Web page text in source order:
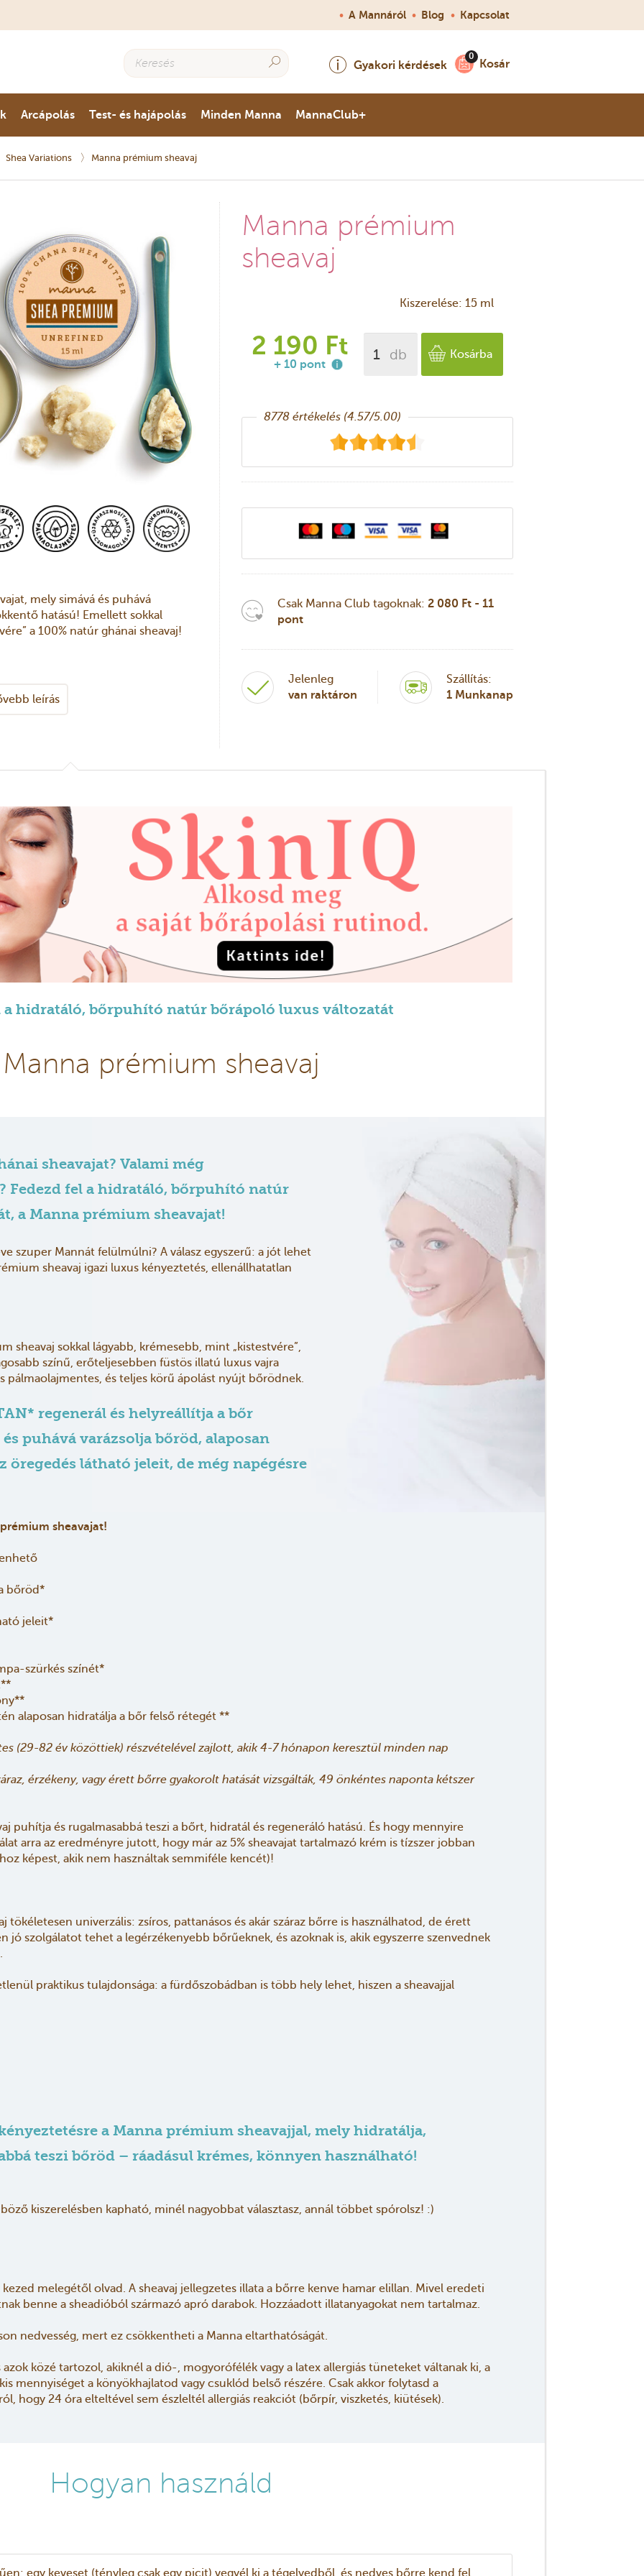
• A Mannáról • Blog • Kapcsolat
Gyakori kérdések Kosár
Arcápolás Test- és hajápolás Minden Manna MannaClub+
Shea Variations Manna prémium sheavaj
mely simává és puhává
hatású! Emellett sokkal
a 100% natúr ghánai sheavaj!
leírás
Manna prémium
sheavaj
Kiszerelése: 15 ml
2 190 Ft
+ 10 pont
db Kosárba
8778 értékelés (4.57/5.00)
Csak Manna Club tagoknak: 2 080 Ft - 11
pont
Jelenleg
van raktáron
Szállítás:
1 Munkanap
a hidratáló, bőrpuhító natúr bőrápoló luxus változatát
Manna prémium sheavaj
sheavajat? Valami még
Fedezd fel a hidratáló, bőrpuhító natúr
a Manna prémium sheavajat!
szuper Mannát felülmúlni? A válasz egyszerű: a jót lehet
sheavaj igazi luxus kényeztetés, ellenállhatatlan
sheavaj sokkal lágyabb, krémesebb, mint „kistestvére”,
színű, erőteljesebben füstös illatú luxus vajra
pálmaolajmentes, és teljes körű ápolást nyújt bőrödnek.
regenerál és helyreállítja a bőr
puhává varázsolja bőröd, alaposan
öregedés látható jeleit, de még napégésre
sheavajat!
bőröd*
jeleit*
szürkés színét*
alaposan hidratálja a bőr felső rétegét **
(29-82 év közöttiek) részvételével zajlott, akik 4-7 hónapon keresztül minden nap
érzékeny, vagy érett bőrre gyakorolt hatását vizsgálták, 49 önkéntes naponta kétszer
puhítja és rugalmasabbá teszi a bőrt, hidratál és regeneráló hatású. És hogy mennyire
arra az eredményre jutott, hogy már az 5% sheavajat tartalmazó krém is tízszer jobban
képest, akik nem használtak semmiféle kencét)!
tökéletesen univerzális: zsíros, pattanásos és akár száraz bőrre is használhatod, de érett
jó szolgálatot tehet a legérzékenyebb bőrűeknek, és azoknak is, akik egyszerre szenvednek
praktikus tulajdonsága: a fürdőszobádban is több hely lehet, hiszen a sheavajjal
a Manna prémium sheavajjal, mely hidratálja,
teszi bőröd – ráadásul krémes, könnyen használható!
kiszerelésben kapható, minél nagyobbat választasz, annál többet spórolsz! :)
melegétől olvad. A sheavaj jellegzetes illata a bőrre kenve hamar elillan. Mivel eredeti
benne a sheadióból származó apró darabok. Hozzáadott illatanyagokat nem tartalmaz.
nedvesség, mert ez csökkentheti a Manna eltarthatóságát.
közé tartozol, akiknél a dió-, mogyorófélék vagy a latex allergiás tüneteket váltanak ki, a
mennyiséget a könyökhajlatod vagy csuklód belső részére. Csak akkor folytasd a
hogy 24 óra elteltével sem észleltél allergiás reakciót (bőrpír, viszketés, kiütések).
Hogyan használd
egy keveset (tényleg csak egy picit) vegyél ki a tégelyedből, és nedves bőrre kend fel.